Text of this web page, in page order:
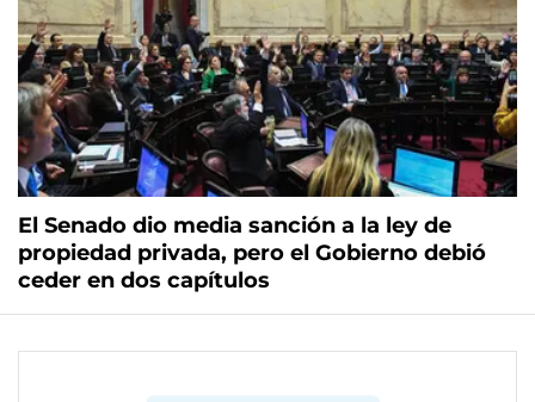
El Senado dio media sanción a la ley de
propiedad privada, pero el Gobierno debió
ceder en dos capítulos